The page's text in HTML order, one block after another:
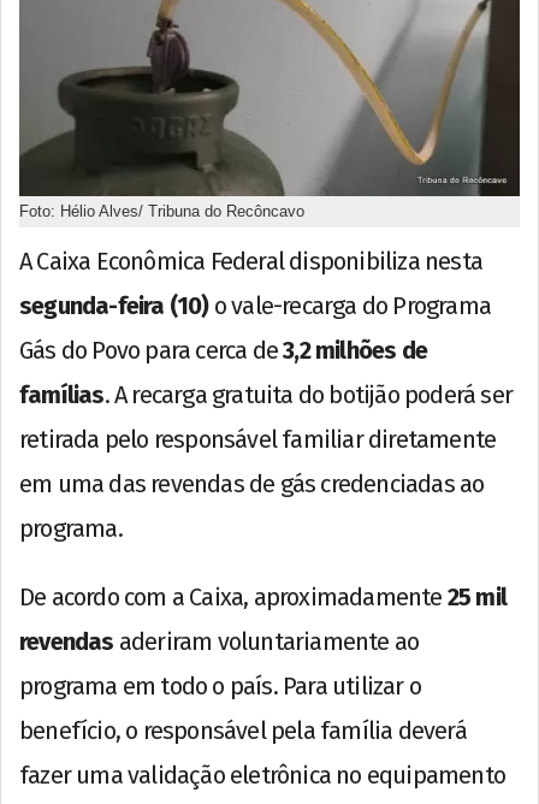
Foto: Hélio Alves/ Tribuna do Recôncavo
A Caixa Econômica Federal disponibiliza nesta
segunda-feira (10)o vale-recarga do Programa
Gás do Povo para cerca de3,2 milhões de
famílias. A recarga gratuita do botijão poderá ser
retirada pelo responsável familiar diretamente
em uma das revendas de gás credenciadas ao
programa.
De acordo com a Caixa, aproximadamente 25 mil
revendas aderiram voluntariamente ao
programa em todo o país. Para utilizar o
benefício, o responsável pela família deverá
fazer uma validação eletrônica no equipamento